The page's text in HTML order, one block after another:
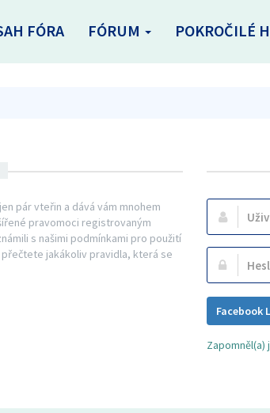
FÓRA FÓRUM POKROČILÉ
pár vteřin a dává vám mnohem
pravomoci registrovaným
s našimi podmínkami pro použití
přečtete jakákoliv pravidla, která se
Uživatelské
jméno:
Heslo:
Facebook
Zapomněl(a)